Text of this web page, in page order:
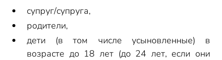
супруг/супруга,
родители,
дети (в том числе усыновленные) в
возрасте до 18 лет (до 24 лет, если они